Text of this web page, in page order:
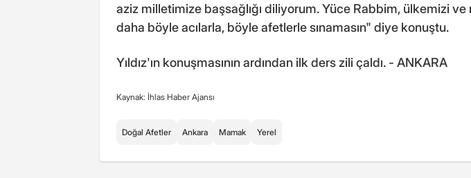
aziz milletimize başsağlığı diliyorum. Yüce Rabbim, ülkemizi
daha böyle acılarla, böyle afetlerle sınamasın" diye konuştu.
Yıldız'ın konuşmasının ardından ilk ders zili çaldı. - ANKARA
Kaynak: İhlas Haber Ajansı
Doğal Afetler Ankara Mamak Yerel